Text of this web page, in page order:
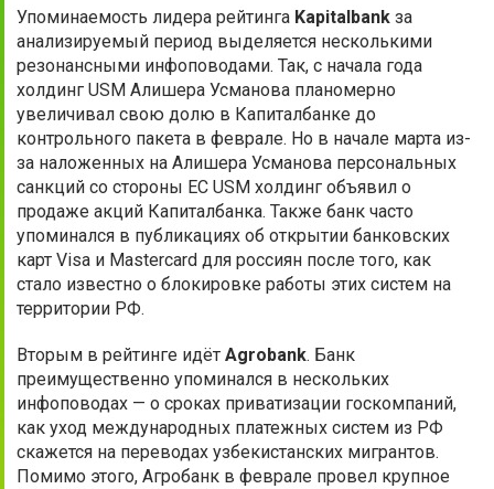
Упоминаемость лидера рейтинга Kapitalbank за
анализируемый период выделяется несколькими
резонансными инфоповодами. Так, с начала года
холдинг USM Алишера Усманова планомерно
увеличивал свою долю в Капиталбанке до
контрольного пакета в феврале. Но в начале марта из-
за наложенных на Алишера Усманова персональных
санкций со стороны ЕС USM холдинг объявил о
продаже акций Капиталбанка. Также банк часто
упоминался в публикациях об открытии банковских
карт Visa и Mastercard для россиян после того, как
стало известно о блокировке работы этих систем на
территории РФ.
Вторым в рейтинге идёт Agrobank. Банк
преимущественно упоминался в нескольких
инфоповодах — о сроках приватизации госкомпаний,
как уход международных платежных систем из РФ
скажется на переводах узбекистанских мигрантов.
Помимо этого, Агробанк в феврале провел крупное